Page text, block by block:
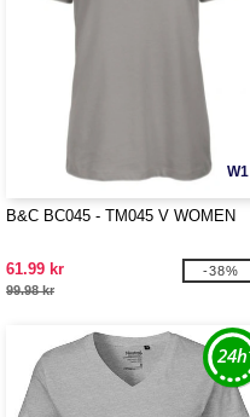
W1
B&C BC045 - TM045 V WOMEN
61.99 kr
99.98 kr
-38%